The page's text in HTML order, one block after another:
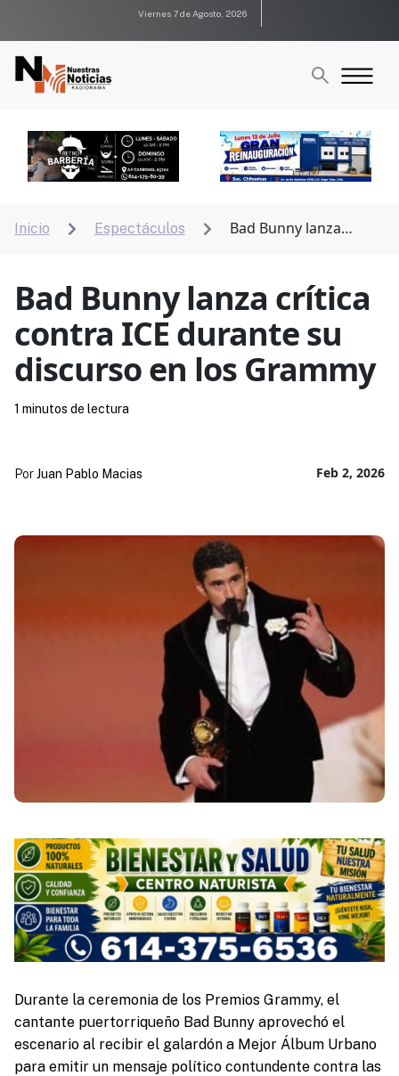
Viernes 7 de Agosto, 2026
Inicio  Espectáculos 
Bad Bunny lanza
Bad Bunny lanza crítica
contra ICE durante su
discurso en los Grammy
Feb 2, 2026
PorJuan Pablo Macias
1 minutos de lectura
Durante la ceremonia de los Premios Grammy, el
cantante puertorriqueño Bad Bunny aprovechó el
escenario al recibir el galardón a Mejor Álbum Urbano
para emitir un mensaje político contundente contra las